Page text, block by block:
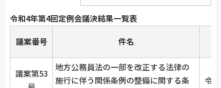
令和4年第4回定例会議決結果一覧表
議案番号
件名
議案第53
地方公務員法の一部を改正する法律の
施行に伴う関係条例の整備に関する条
令